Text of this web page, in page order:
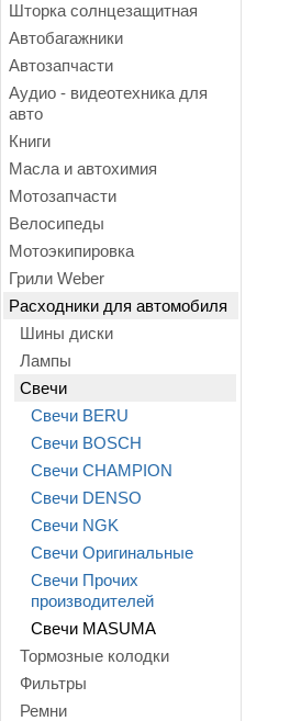
Шторка солнцезащитная
Автобагажники
Автозапчасти
Аудио - видеотехника для
авто
Книги
Масла и автохимия
Мотозапчасти
Велосипеды
Мотоэкипировка
Грили Weber
Расходники для автомобиля
Шины диски
Лампы
Свечи
Свечи BERU
Свечи BOSCH
Свечи CHAMPION
Свечи DENSO
Свечи NGK
Свечи Оригинальные
Свечи Прочих
производителей
Свечи MASUMA
Тормозные колодки
Фильтры
Ремни